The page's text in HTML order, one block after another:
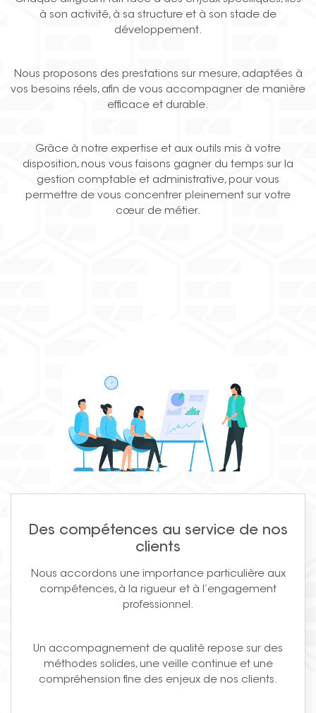
à son activité, à sa structure et à son stade de
développement.
Nous proposons des prestations sur mesure, adaptées à
vos besoins réels, afin de vous accompagner de manière
efficace et durable.
Grâce à notre expertise et aux outils mis à votre
disposition, nous vous faisons gagner du temps sur la
gestion comptable et administrative, pour vous
permettre de vous concentrer pleinement sur votre
cœur de métier.
Des compétences au service de nos
clients
Nous accordons une importance particulière aux
compétences, à la rigueur et à l’engagement
professionnel.
Un accompagnement de qualité repose sur des
méthodes solides, une veille continue et une
compréhension fine des enjeux de nos clients.